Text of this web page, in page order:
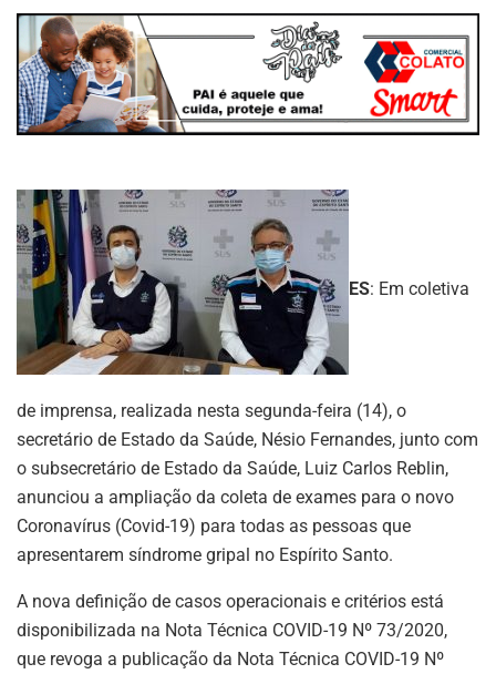
ES: Em coletiva
de imprensa, realizada nesta segunda-feira (14), o
secretário de Estado da Saúde, Nésio Fernandes, junto com
o subsecretário de Estado da Saúde, Luiz Carlos Reblin,
anunciou a ampliação da coleta de exames para o novo
Coronavírus (Covid-19) para todas as pessoas que
apresentarem síndrome gripal no Espírito Santo.
A nova definição de casos operacionais e critérios está
disponibilizada na Nota Técnica COVID-19 Nº 73/2020,
que revoga a publicação da Nota Técnica COVID-19 Nº